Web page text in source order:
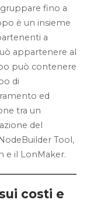
fino a
è un insieme
a
appartenere al
può contenere
di
ed
tra un
del
Tool,
e il LonMaker.
costi e